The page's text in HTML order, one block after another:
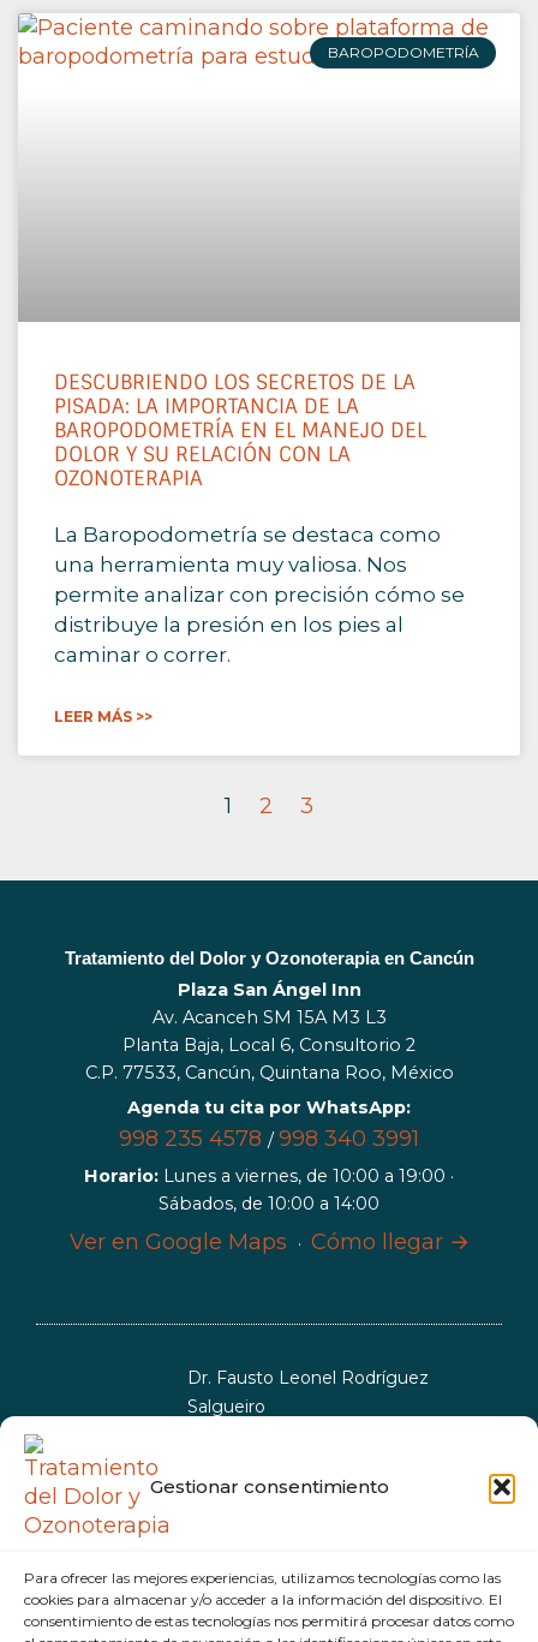
Gestionar consentimiento
Para ofrecer las mejores experiencias, utilizamos tecnologías como las
cookies para almacenar y/o acceder a la información del dispositivo. El
consentimiento de estas tecnologías nos permitirá procesar datos como
BAROPODOMETRÍA
DESCUBRIENDO LOS SECRETOS DE LA
PISADA: LA IMPORTANCIA DE LA
BAROPODOMETRÍA EN EL MANEJO DEL
DOLOR Y SU RELACIÓN CON LA
OZONOTERAPIA
La Baropodometría se destaca como
una herramienta muy valiosa. Nos
permite analizar con precisión cómo se
distribuye la presión en los pies al
caminar o correr.
LEER MÁS >>
1 2 3
Tratamiento del Dolor y Ozonoterapia en Cancún
Plaza San Ángel Inn
Av. Acanceh SM 15A M3 L3
Planta Baja, Local 6, Consultorio 2
C.P. 77533, Cancún, Quintana Roo, México
Agenda tu cita por WhatsApp:
998 235 4578 /998 340 3991
Horario: Lunes a viernes, de 10:00 a 19:00 ·
Sábados, de 10:00 a 14:00
Ver en Google Maps · Cómo llegar →
Dr. Fausto Leonel Rodríguez
Salgueiro
CP: 9931680